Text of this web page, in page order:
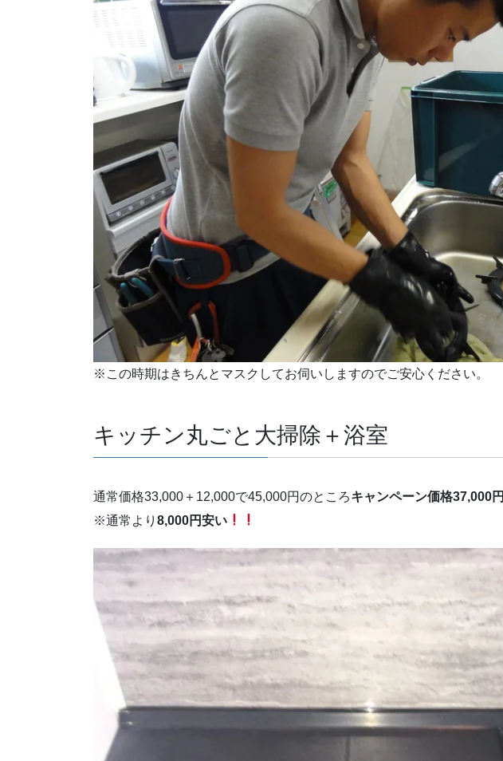
※この時期はきちんとマスクしてお伺いしますのでご安心ください。
キッチン丸ごと大掃除＋浴室
通常価格33,000＋12,000で45,000円のところキャンペーン価格37,000円
※通常より 8,000円安い